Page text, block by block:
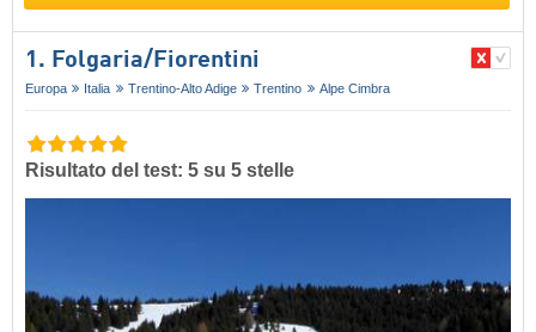
1. Folgaria/​Fiorentini
Europa Italia Trentino-Alto Adige Trentino Alpe Cimbra
Risultato del test: 5 su 5 stelle